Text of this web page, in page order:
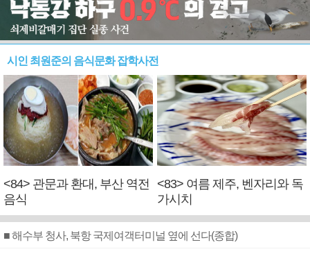
시인 최원준의 음식문화 잡학사전
<84> 관문과 환대, 부산 역전
음식
<83> 여름 제주, 벤자리와 독
가시치
■ 해수부 청사, 북항 국제여객터미널 옆에 선다(종합)